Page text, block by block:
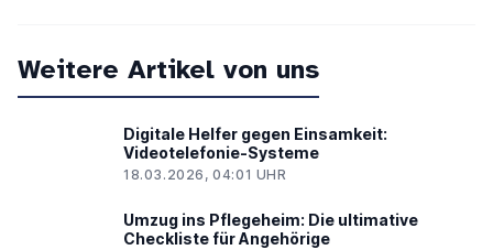
Weitere Artikel von uns
Digitale Helfer gegen Einsamkeit:
Videotelefonie-Systeme
18.03.2026, 04:01 UHR
Umzug ins Pflegeheim: Die ultimative
Checkliste für Angehörige